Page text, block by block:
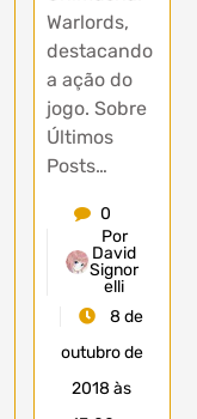
Warlords,
destacando
a ação do
jogo. Sobre
Últimos
Posts…
0
Por
David
Signor
elli
8 de
outubro de
2018 às